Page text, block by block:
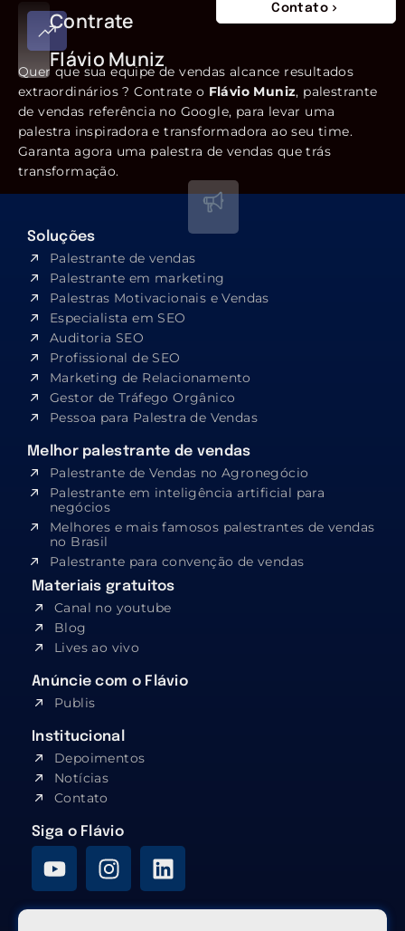
Contrate
Flávio Muniz
Contato
Quer que sua equipe de vendas alcance resultados
extraordinários ? Contrate o Flávio Muniz, palestrante
de vendas referência no Google, para levar uma
palestra inspiradora e transformadora ao seu time.
Garanta agora uma palestra de vendas que trás
transformação.
Soluções
Palestrante de vendas
Palestrante em marketing
Palestras Motivacionais e Vendas
Especialista em SEO​
Auditoria SEO
Profissional de SEO
Marketing de Relacionamento
Gestor de Tráfego Orgânico
Pessoa para Palestra de Vendas
Melhor palestrante de vendas
Palestrante de Vendas no Agronegócio
Palestrante em inteligência artificial para
negócios
Melhores e mais famosos palestrantes de vendas
no Brasil
Palestrante para convenção de vendas
Materiais gratuitos
Canal no youtube
Blog
Lives ao vivo
Anúncie com o Flávio
Publis
Institucional
Depoimentos
Notícias
Contato
Siga o Flávio